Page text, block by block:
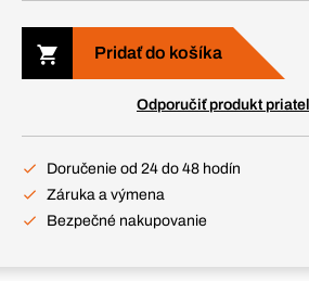
Pridať do košíka
Odporučiť produkt
Doručenie od 24 do 48 hodín
Záruka a výmena
Bezpečné nakupovanie